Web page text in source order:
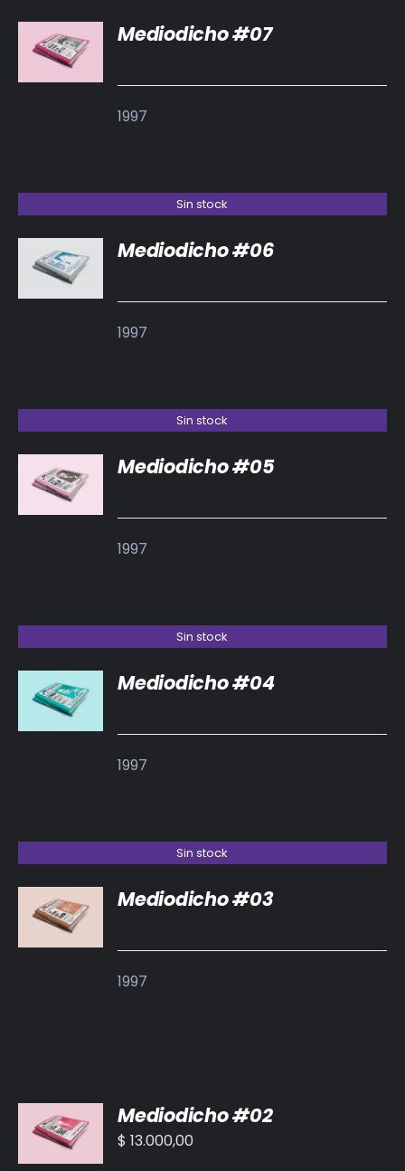
DETALLES
Mediodicho #07
1997
Sin stock
DETALLES
Mediodicho #06
1997
Sin stock
DETALLES
Mediodicho #05
1997
Sin stock
DETALLES
Mediodicho #04
1997
Sin stock
DETALLES
Mediodicho #03
1997
AL
CARRITO
/
Mediodicho #02
$ 13.000,00